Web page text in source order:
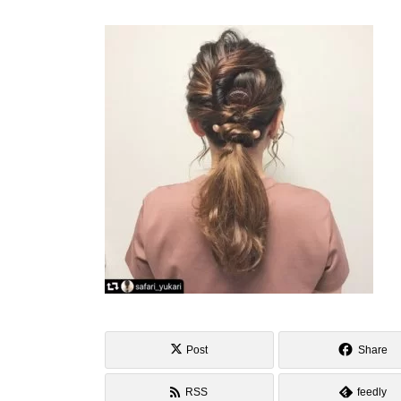
Post Share
RSS feedly